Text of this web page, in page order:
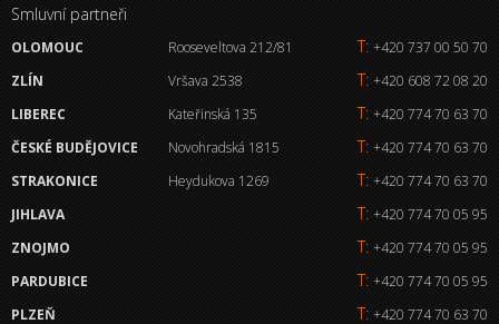
Smluvní partneři
OLOMOUC Rooseveltova 212/81 T: +420 737 00 50 70
ZLÍN
Vršava 2538 T: +420 608 72 08 20
LIBEREC
Kateřinská 135 T: +420 774 70 63 70
ČESKÉ BUDĚJOVICE
Novohradská 1815 T: +420 774 70 63 70
STRAKONICE
Heydukova 1269 T: +420 774 70 63 70
JIHLAVA
T: +420 774 70 05 95
ZNOJMO
T: +420 774 70 05 95
PARDUBICE
T: +420 774 70 05 95
PLZEŇ
T: +420 774 70 63 70